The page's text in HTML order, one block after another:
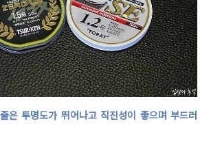
은 투명도가 뛰어나고 직진성이 좋으며 부드러